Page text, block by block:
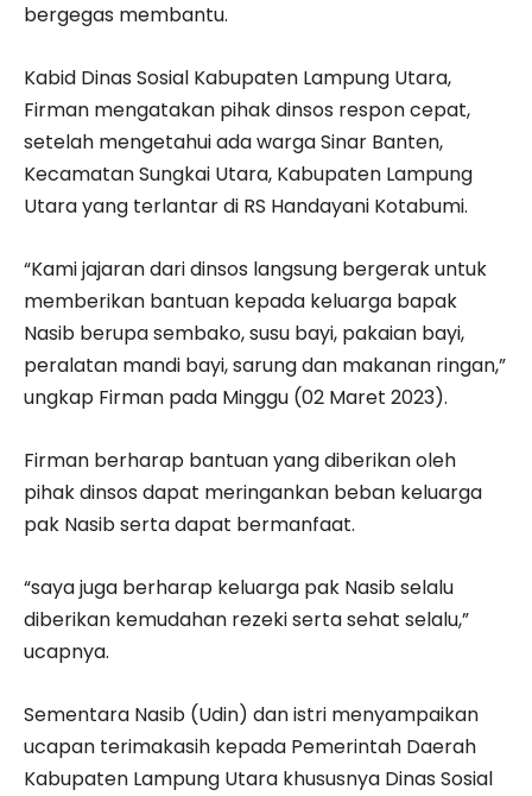
bergegas membantu.
Kabid Dinas Sosial Kabupaten Lampung Utara,
Firman mengatakan pihak dinsos respon cepat,
setelah mengetahui ada warga Sinar Banten,
Kecamatan Sungkai Utara, Kabupaten Lampung
Utara yang terlantar di RS Handayani Kotabumi.
“Kami jajaran dari dinsos langsung bergerak untuk
memberikan bantuan kepada keluarga bapak
Nasib berupa sembako, susu bayi, pakaian bayi,
peralatan mandi bayi, sarung dan makanan ringan,”
ungkap Firman pada Minggu (02 Maret 2023).
Firman berharap bantuan yang diberikan oleh
pihak dinsos dapat meringankan beban keluarga
pak Nasib serta dapat bermanfaat.
“saya juga berharap keluarga pak Nasib selalu
diberikan kemudahan rezeki serta sehat selalu,”
ucapnya.
Sementara Nasib (Udin) dan istri menyampaikan
ucapan terimakasih kepada Pemerintah Daerah
Kabupaten Lampung Utara khususnya Dinas Sosial